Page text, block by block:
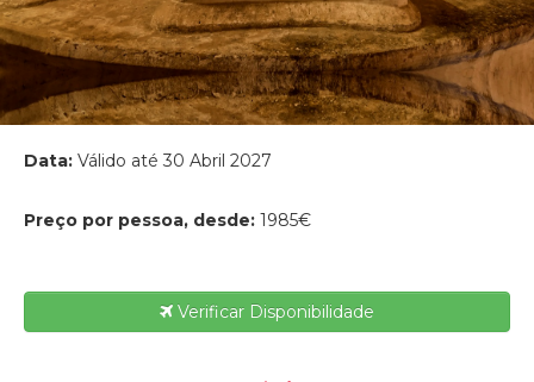
Data: Válido até 30 Abril 2027
Preço por pessoa, desde: 1985€
Verificar Disponibilidade